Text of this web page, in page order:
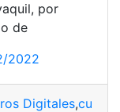
virtuales
por
de
2022
Digitales,cursos